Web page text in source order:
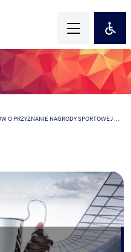
O PRZYZNANIE NAGRODY SPORTOWEJ ...